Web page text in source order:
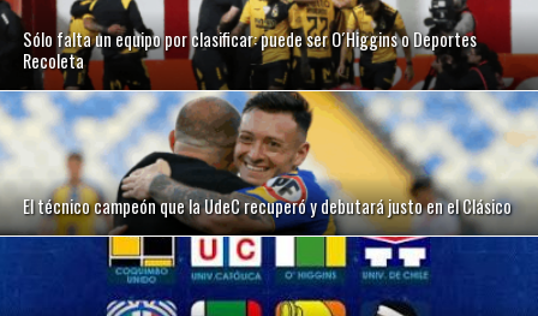
Sólo falta un equipo por clasificar: puede ser O´Higgins o Deportes
Recoleta
El técnico campeón que la UdeC recuperó y debutará justo en el Clásico